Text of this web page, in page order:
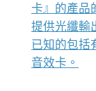
卡』的產品
提供光纖輸
已知的包括
音效卡。